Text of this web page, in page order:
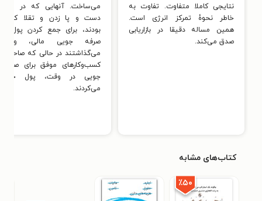
نتایجی کاملا متفاوت. تفاوت به
خاطر نحوهٔ تمرکز انرژی است.
همین مساله دقیقا در بازاریابی
صدق می‌کند.
می‌ساخت. آنهایی که در حال
دست و پا زدن و تقلا کردن
بودند، برای جمع کردن پول و
صرفه جویی مالی، وقت
می‌گذاشتند در حالی که صاحبان
کسب‌وکارهای موفق برای صرفه
جویی در وقت، پول خرج
می‌کردند.
کتاب‌های مشابه
٪۵۰